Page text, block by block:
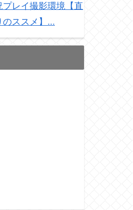
プレイ撮影環境【直
のススメ】...